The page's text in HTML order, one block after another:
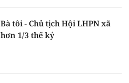
Bà tôi - Chủ tịch Hội LHPN xã
hơn 1/3 thế kỷ